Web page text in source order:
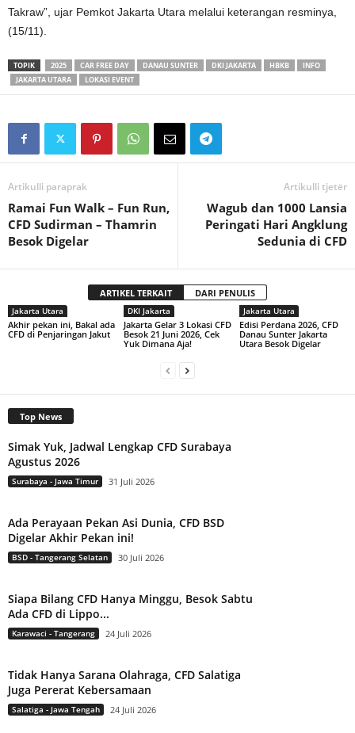
Takraw”, ujar Pemkot Jakarta Utara melalui keterangan resminya,
(15/11).
TOPIK 2025 CAR FREE DAY DANAU SUNTER DKI JAKARTA HBKB
INFO
JAKARTA UTARA
LOKASI EVENT
Artikulli paraprak
Ramai Fun Walk – Fun Run,
CFD Sudirman – Thamrin
Besok Digelar
Artikulli tjetër
Wagub dan 1000 Lansia
Peringati Hari Angklung
Sedunia di CFD
ARTIKEL TERKAIT DARI PENULIS
Jakarta Utara
Akhir pekan ini, Bakal ada
CFD di Penjaringan Jakut
DKI Jakarta
Jakarta Gelar 3 Lokasi CFD
Besok 21 Juni 2026, Cek
Yuk Dimana Aja!
Jakarta Utara
Edisi Perdana 2026, CFD
Danau Sunter Jakarta
Utara Besok Digelar
Top News
Simak Yuk, Jadwal Lengkap CFD Surabaya
Agustus 2026
Surabaya - Jawa Timur 31 Juli 2026
Ada Perayaan Pekan Asi Dunia, CFD BSD
Digelar Akhir Pekan ini!
BSD - Tangerang Selatan 30 Juli 2026
Siapa Bilang CFD Hanya Minggu, Besok Sabtu
Ada CFD di Lippo...
Karawaci - Tangerang 24 Juli 2026
Tidak Hanya Sarana Olahraga, CFD Salatiga
Juga Pererat Kebersamaan
Salatiga - Jawa Tengah 24 Juli 2026